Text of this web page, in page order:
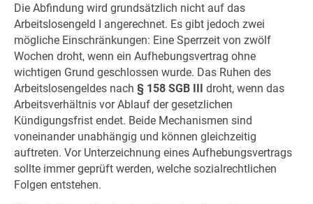
Die Abfindung wird grundsätzlich nicht auf das
Arbeitslosengeld I angerechnet. Es gibt jedoch zwei
mögliche Einschränkungen: Eine Sperrzeit von zwölf
Wochen droht, wenn ein Aufhebungsvertrag ohne
wichtigen Grund geschlossen wurde. Das Ruhen des
Arbeitslosengeldes nach § 158 SGB III droht, wenn das
Arbeitsverhältnis vor Ablauf der gesetzlichen
Kündigungsfrist endet. Beide Mechanismen sind
voneinander unabhängig und können gleichzeitig
auftreten. Vor Unterzeichnung eines Aufhebungsvertrags
sollte immer geprüft werden, welche sozialrechtlichen
Folgen entstehen.